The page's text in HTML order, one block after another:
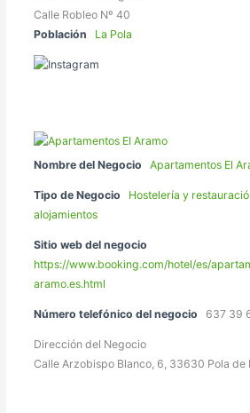
Calle Robleo Nº 40
Población
La Pola
Nombre del Negocio Apartamentos El
Tipo de Negocio Hostelería y
alojamientos
Sitio web del negocio
https://www.booking.com/hotel/es/
aramo.es.html
Número telefónico del negocio 637 39
Dirección del Negocio
Calle Arzobispo Blanco, 6, 33630 Pola de